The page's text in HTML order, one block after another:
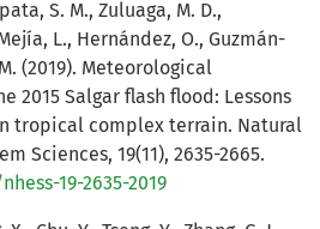
S. M., Zuluaga, M. D.,
L., Hernández, O., Guzmán-
(2019). Meteorological
2015 Salgar flash flood: Lessons
tropical complex terrain. Natural
Sciences, 19(11), 2635-2665.
19-2635-2019